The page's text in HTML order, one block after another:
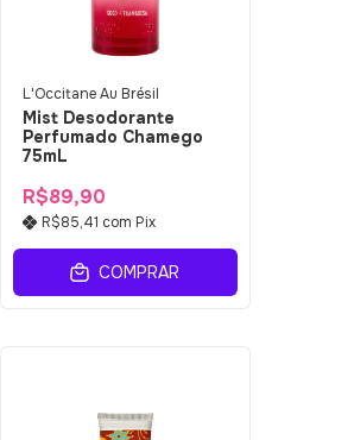
L'Occitane Au Brésil
Mist Desodorante
Perfumado Chamego
75mL
R$89,90
R$85,41 com Pix
COMPRAR